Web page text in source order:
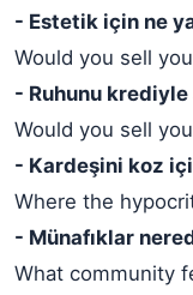
- Estetik için ne
Would you sell
- Ruhunu krediyle
Would you sell
- Kardeşini koz
Where the
- Münafıklar
What community